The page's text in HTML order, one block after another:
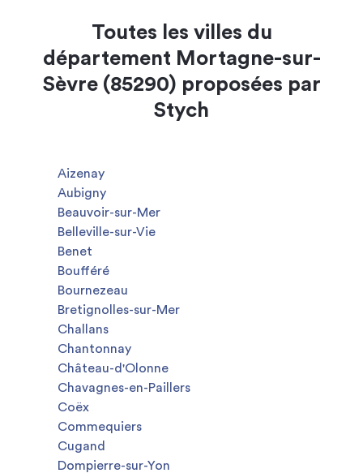
Toutes les villes du
département Mortagne-sur-
Sèvre (85290) proposées par
Stych
Aizenay
Aubigny
Beauvoir-sur-Mer
Belleville-sur-Vie
Benet
Boufféré
Bournezeau
Bretignolles-sur-Mer
Challans
Chantonnay
Château-d'Olonne
Chavagnes-en-Paillers
Coëx
Commequiers
Cugand
Dompierre-sur-Yon